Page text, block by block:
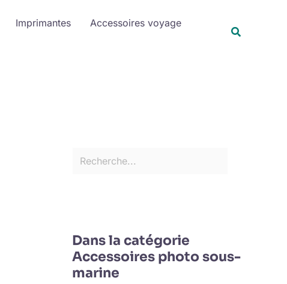
Imprimantes
Accessoires voyage
Dans la catégorie
Accessoires photo sous-
marine